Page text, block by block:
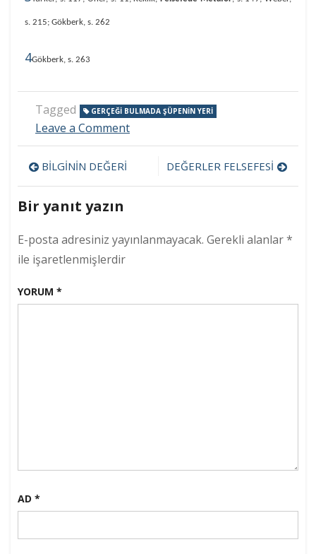
s. 215; Gökberk, s. 262
4Gökberk, s. 263
Tagged GERÇEĞI BULMADA ŞÜPENIN YERI
Leave a Commenton
ŞÜPHENİN
YERİ
Yazı
gezinmesi
BİLGİNİN DEĞERİ DEĞERLER FELSEFESİ
Bir yanıt yazın
E-posta adresiniz yayınlanmayacak. Gerekli alanlar*
ile işaretlenmişlerdir
YORUM *
AD *